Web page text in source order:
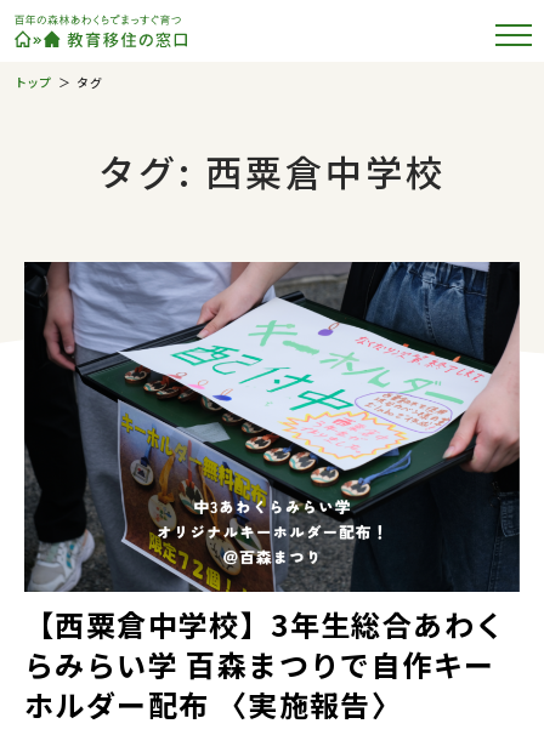
トップ タグ
タグ: 西粟倉中学校
【西粟倉中学校】3年生総合あわく
らみらい学 百森まつりで自作キー
ホルダー配布 〈実施報告〉